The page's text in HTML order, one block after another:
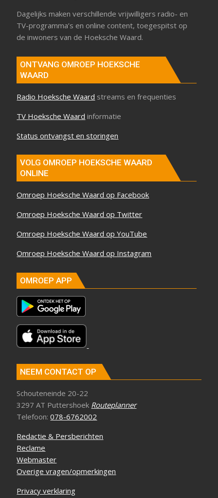
Dagelijks maken verschillende vrijwilligers radio- en
TV-programma’s en online content, toegespitst op
de inwoners van de Hoeksche Waard.
ONTVANG OMROEP HOEKSCHE
WAARD
Radio Hoeksche Waard streams en frequenties
TV Hoeksche Waard informatie
Status ontvangst en storingen
VOLG OMROEP HOEKSCHE WAARD
ONLINE
Omroep Hoeksche Waard op Facebook
Omroep Hoeksche Waard op Twitter
Omroep Hoeksche Waard op YouTube
Omroep Hoeksche Waard op Instagram
OMROEP APP
NEEM CONTACT OP
Schouteneinde 20-22
3297 AT Puttershoek Routeplanner
Telefoon:078-6762002
Redactie & Persberichten
Reclame
Webmaster
Overige vragen/opmerkingen
Privacy verklaring